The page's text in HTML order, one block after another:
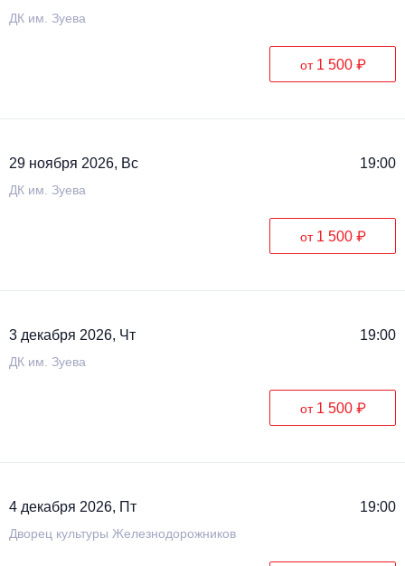
ДК им. Зуева
от 1 500 ₽
29 ноября 2026, Вс 19:00
ДК им. Зуева
от 1 500 ₽
3 декабря 2026, Чт 19:00
ДК им. Зуева
от 1 500 ₽
4 декабря 2026, Пт 19:00
Дворец культуры Железнодорожников